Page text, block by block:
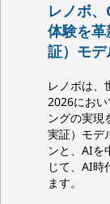
レノボ
体験を
証）モ
レノボは、
2026にお
ングの実現
実証）モデ
ンと、AIを
じて、AI時
ます。